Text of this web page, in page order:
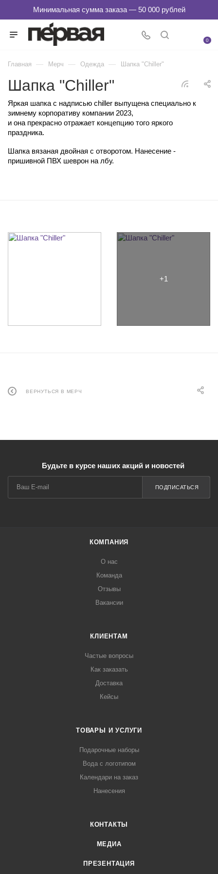
0
Главная — Мерч — Одежда — Шапка "Chiller"
Шапка "Chiller"
Яркая шапка с надписью chiller выпущена специально к
зимнему корпоративу компании 2023,
и она прекрасно отражает концепцию того яркого
праздника.
Шапка вязаная двойная с отворотом. Нанесение -
пришивной ПВХ шеврон на лбу.
ВЕРНУТЬСЯ В МЕРЧ
Будьте в курсе наших акций и новостей
ПОДПИСАТЬСЯ
КОМПАНИЯ
О нас
Команда
Отзывы
Вакансии
КЛИЕНТАМ
Частые вопросы
Как заказать
Доставка
Кейсы
ТОВАРЫ И УСЛУГИ
Подарочные наборы
Вода с логотипом
Календари на заказ
Нанесения
КОНТАКТЫ
МЕДИА
ПРЕЗЕНТАЦИЯ